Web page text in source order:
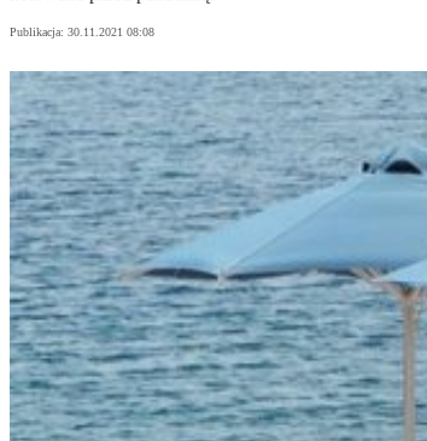
Publikacja: 30.11.2021 08:08